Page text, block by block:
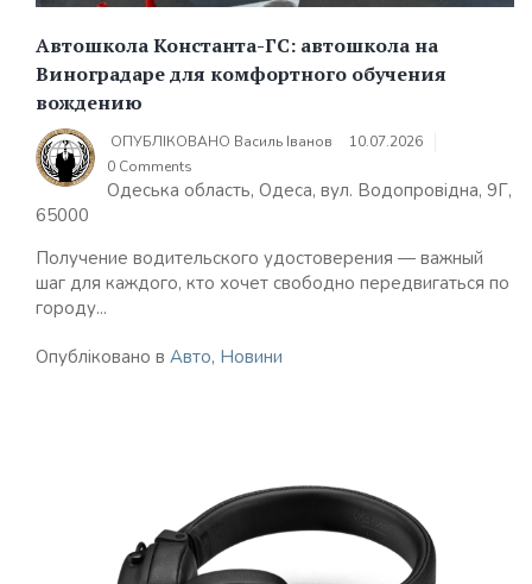
Автошкола Константа-ГС: автошкола на
Виноградаре для комфортного обучения
вождению
ОПУБЛІКОВАНО Василь Іванов
10.07.2026
0 Comments
Одеська область, Одеса, вул. Водопровідна, 9Г,
65000
Получение водительского удостоверения — важный
шаг для каждого, кто хочет свободно передвигаться по
городу...
Опубліковано в Авто, Новини